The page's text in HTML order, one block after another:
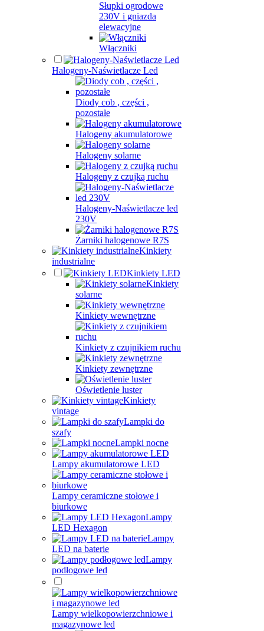
Słupki ogrodowe
230V i gniazda
elewacyjne
Włączniki
Halogeny-Naświetlacze Led
Diody cob , części ,
pozostałe
Halogeny akumulatorowe
Halogeny solarne
Halogeny z czujką ruchu
Halogeny-Naświetlacze led
230V
Żarniki halogenowe R7S
Kinkiety
industrialne
Kinkiety LED
Kinkiety
solarne
Kinkiety wewnętrzne
Kinkiety z czujnikiem ruchu
Kinkiety zewnętrzne
Oświetlenie luster
Kinkiety
vintage
Lampki do
szafy
Lampki nocne
Lampy akumulatorowe LED
Lampy ceramiczne stołowe i
biurkowe
Lampy
LED Hexagon
Lampy
LED na baterie
Lampy
podłogowe led
Lampy wielkopowierzchniowe i
magazynowe led